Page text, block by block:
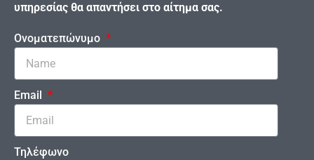
υπηρεσίας θα απαντήσει στο αίτημα σας.
Ονοματεπώνυμο
Email
Τηλέφωνο